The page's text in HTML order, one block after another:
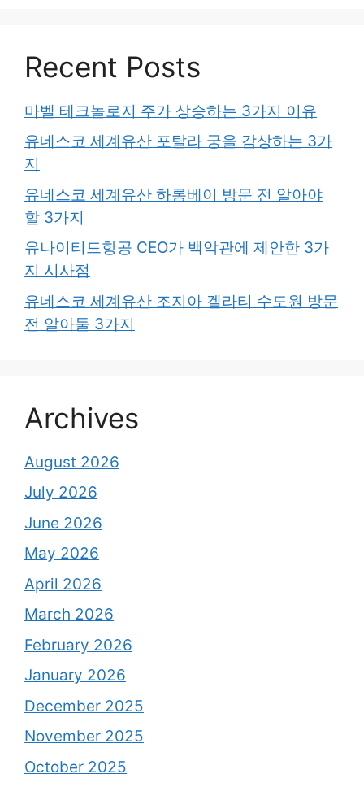
Recent Posts
마벨 테크놀로지 주가 상승하는 3가지 이유
유네스코 세계유산 포탈라 궁을 감상하는 3가
지
유네스코 세계유산 하롱베이 방문 전 알아야
할 3가지
유나이티드항공 CEO가 백악관에 제안한 3가
지 시사점
유네스코 세계유산 조지아 겔라티 수도원 방문
전 알아둘 3가지
Archives
August 2026
July 2026
June 2026
May 2026
April 2026
March 2026
February 2026
January 2026
December 2025
November 2025
October 2025